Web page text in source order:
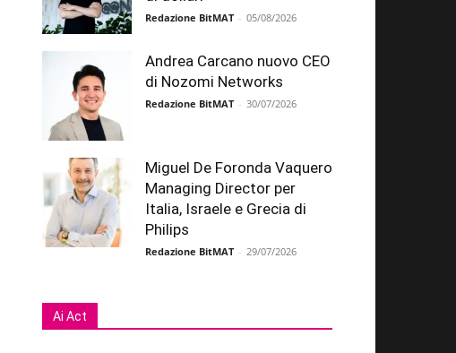
Redazione BitMAT - 05/08/2026
Andrea Carcano nuovo CEO
di Nozomi Networks
Redazione BitMAT - 30/07/2026
Miguel De Foronda Vaquero
Managing Director per
Italia, Israele e Grecia di
Philips
Redazione BitMAT - 29/07/2026
Ai Act